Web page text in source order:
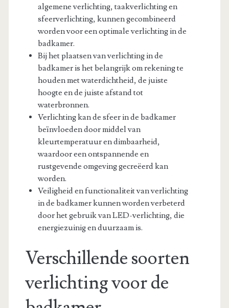
algemene verlichting, taakverlichting en
sfeerverlichting, kunnen gecombineerd
worden voor een optimale verlichting in de
badkamer.
Bij het plaatsen van verlichting in de
badkamer is het belangrijk om rekening te
houden met waterdichtheid, de juiste
hoogte en de juiste afstand tot
waterbronnen.
Verlichting kan de sfeer in de badkamer
beïnvloeden door middel van
kleurtemperatuur en dimbaarheid,
waardoor een ontspannende en
rustgevende omgeving gecreëerd kan
worden.
Veiligheid en functionaliteit van verlichting
in de badkamer kunnen worden verbeterd
door het gebruik van LED-verlichting, die
energiezuinig en duurzaam is.
Verschillende soorten
verlichting voor de